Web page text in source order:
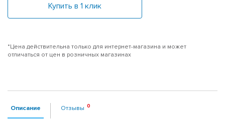
Купить в 1 клик
*Цена действительна только для интернет-магазина и может
отличаться от цен в розничных магазинах
Описание Отзывы